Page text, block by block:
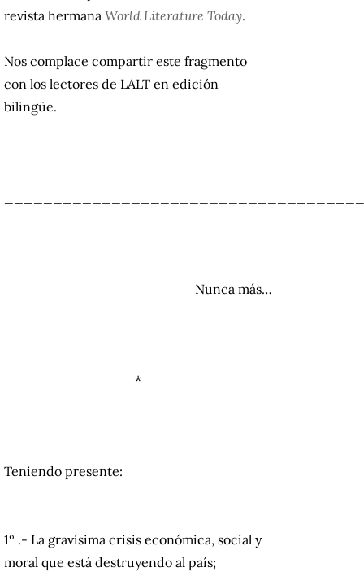
revista hermana World Literature Today.
Nos complace compartir este fragmento
con los lectores de LALT en edición
bilingüe.
Nunca más…
*
Teniendo presente:
1º .- La gravísima crisis económica, social y
moral que está destruyendo al país;